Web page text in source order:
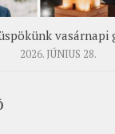
vasárnapi
2026. JÚNIUS 28.